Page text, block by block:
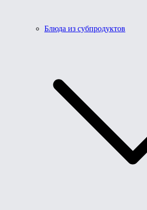
Блюда из субпродуктов